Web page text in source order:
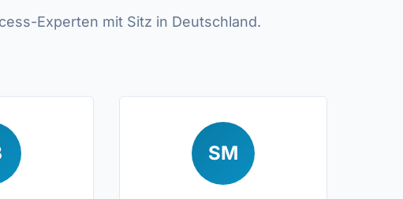
Experten mit Sitz in Deutschland.
SM